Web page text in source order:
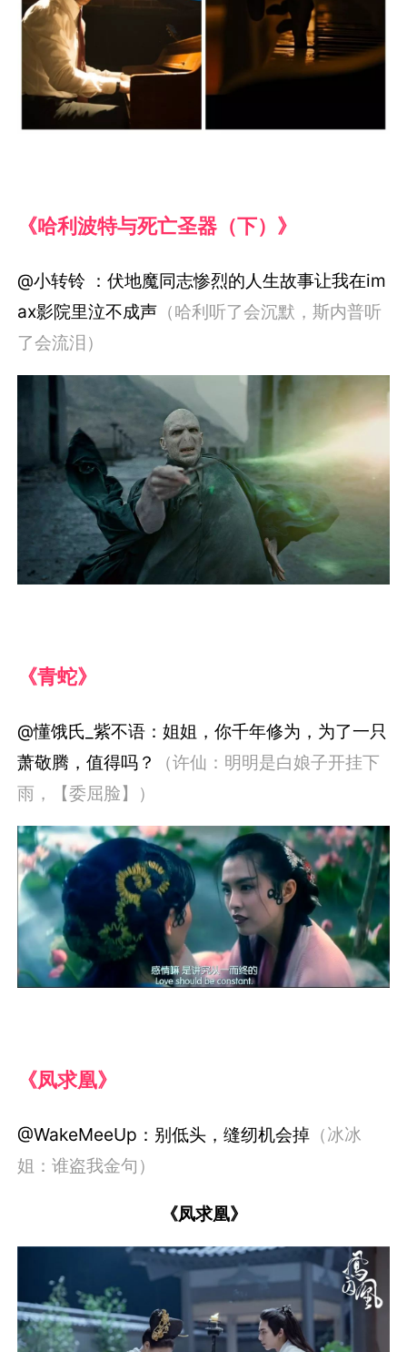
《哈利波特与死亡圣器（下）》
@小转铃 ：伏地魔同志惨烈的人生故事让我在im
ax影院里泣不成声 （哈利听了会沉默，斯内普听
了会流泪）
《青蛇》
@懂饿氏_紫不语：姐姐，你千年修为，为了一只
萧敬腾，值得吗？
（许仙：明明是白娘子开挂下
雨，【委屈脸】）
《凤求凰》
@WakeMeeUp：别低头，缝纫机会掉 （冰冰
姐：谁盗我金句）
《凤求凰》